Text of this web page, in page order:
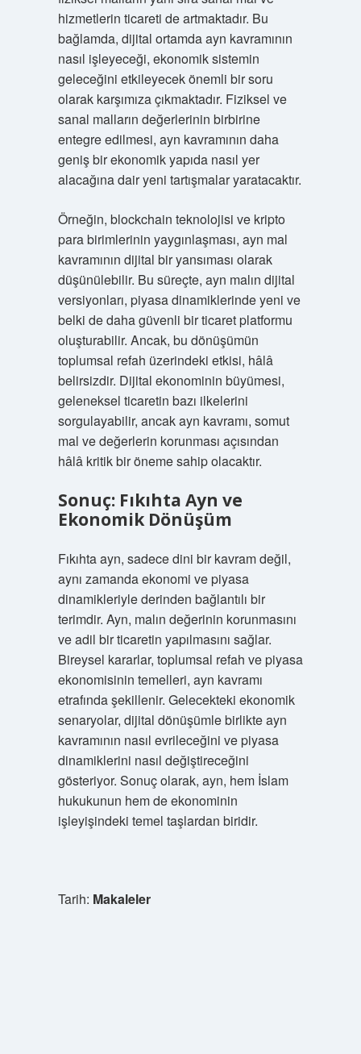
hizmetlerin ticareti de artmaktadır. Bu
bağlamda, dijital ortamda ayn kavramının
nasıl işleyeceği, ekonomik sistemin
geleceğini etkileyecek önemli bir soru
olarak karşımıza çıkmaktadır. Fiziksel ve
sanal malların değerlerinin birbirine
entegre edilmesi, ayn kavramının daha
geniş bir ekonomik yapıda nasıl yer
alacağına dair yeni tartışmalar yaratacaktır.
Örneğin, blockchain teknolojisi ve kripto
para birimlerinin yaygınlaşması, ayn mal
kavramının dijital bir yansıması olarak
düşünülebilir. Bu süreçte, ayn malın dijital
versiyonları, piyasa dinamiklerinde yeni ve
belki de daha güvenli bir ticaret platformu
oluşturabilir. Ancak, bu dönüşümün
toplumsal refah üzerindeki etkisi, hâlâ
belirsizdir. Dijital ekonominin büyümesi,
geleneksel ticaretin bazı ilkelerini
sorgulayabilir, ancak ayn kavramı, somut
mal ve değerlerin korunması açısından
hâlâ kritik bir öneme sahip olacaktır.
Sonuç: Fıkıhta Ayn ve
Ekonomik Dönüşüm
Fıkıhta ayn, sadece dini bir kavram değil,
aynı zamanda ekonomi ve piyasa
dinamikleriyle derinden bağlantılı bir
terimdir. Ayn, malın değerinin korunmasını
ve adil bir ticaretin yapılmasını sağlar.
Bireysel kararlar, toplumsal refah ve piyasa
ekonomisinin temelleri, ayn kavramı
etrafında şekillenir. Gelecekteki ekonomik
senaryolar, dijital dönüşümle birlikte ayn
kavramının nasıl evrileceğini ve piyasa
dinamiklerini nasıl değiştireceğini
gösteriyor. Sonuç olarak, ayn, hem İslam
hukukunun hem de ekonominin
işleyişindeki temel taşlardan biridir.
Tarih: Makaleler